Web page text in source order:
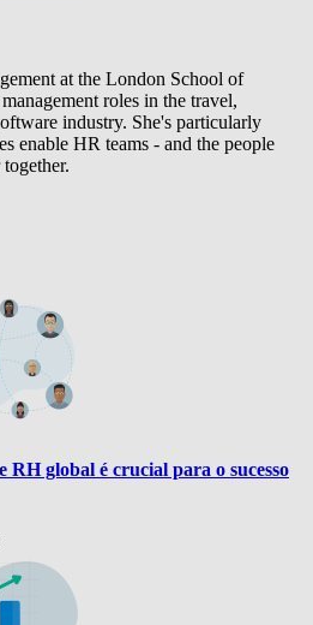
at the London School of
roles in the travel,
industry. She's particularly
enable HR teams - and the people
RH global é crucial para o sucesso